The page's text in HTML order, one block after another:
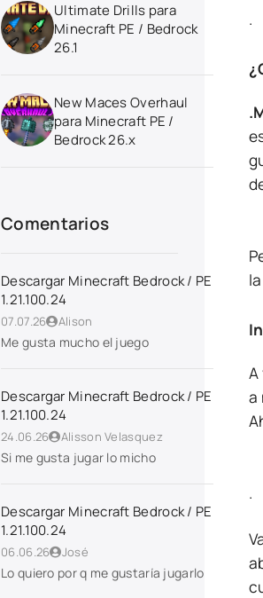
.
a
.
Ultimate Drills para
Minecraft PE / Bedrock
26.1
New Maces Overhaul
para Minecraft PE /
Bedrock 26.x
Comentarios
Descargar Minecraft Bedrock / PE
1.21.100.24
07.07.26 Alison
Me gusta mucho el juego
Descargar Minecraft Bedrock / PE
1.21.100.24
24.06.26 Alisson Velasquez
Si me gusta jugar lo micho
Descargar Minecraft Bedrock / PE
1.21.100.24
06.06.26 José
Lo quiero por q me gustaría jugarlo